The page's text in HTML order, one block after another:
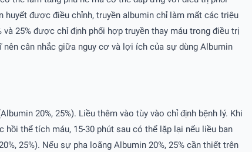
huyết được điều chỉnh, truyền albumin chỉ làm mất các triệu
25% được chỉ định phối hợp truyền thay máu trong điều trị
cân nhắc giữa nguy cơ và lợi ích của sự dùng Albumin
20%, 25%). Liều thêm vào tùy vào chỉ định bệnh lý. Khi
thể tích máu, 15-30 phút sau có thể lặp lại nếu liều ban
25%). Nếu sự pha loãng Albumin 20%, 25% cần thiết trên